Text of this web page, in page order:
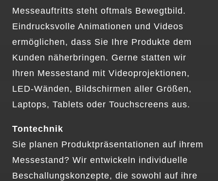
Messeauftritts steht oftmals Bewegtbild.
Eindrucksvolle Animationen und Videos
ermöglichen, dass Sie Ihre Produkte dem
Kunden näherbringen. Gerne statten wir
Ihren Messestand mit Videoprojektionen,
LED-Wänden, Bildschirmen aller Größen,
Laptops, Tablets oder Touchscreens aus.
Tontechnik
Sie planen Produktpräsentationen auf ihrem
Messestand? Wir entwickeln individuelle
Beschallungskonzepte, die sowohl auf ihre